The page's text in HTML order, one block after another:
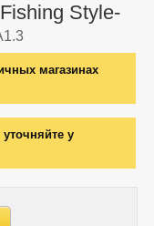
Style-
магазинах
у